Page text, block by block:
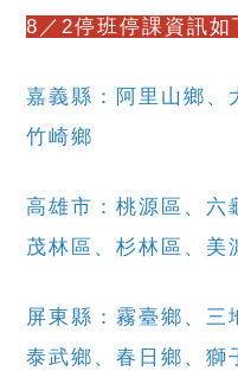
8／2停班停課資訊如
嘉義縣：阿里山鄉、
竹崎鄉
高雄市：桃源區、六
茂林區、杉林區、美
屏東縣：霧臺鄉、三
泰武鄉、春日鄉、獅